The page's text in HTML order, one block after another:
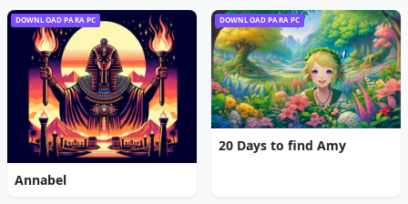
DOWNLOAD PARA PC
Annabel
DOWNLOAD PARA PC
20 Days to find Amy